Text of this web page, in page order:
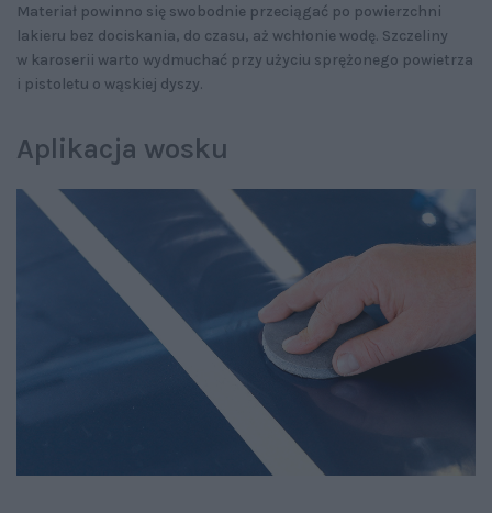
Materiał powinno się swobodnie przeciągać po powierzchni
lakieru bez dociskania, do czasu, aż wchłonie wodę. Szczeliny
w karoserii warto wydmuchać przy użyciu sprężonego powietrza
i pistoletu o wąskiej dyszy.
Aplikacja wosku